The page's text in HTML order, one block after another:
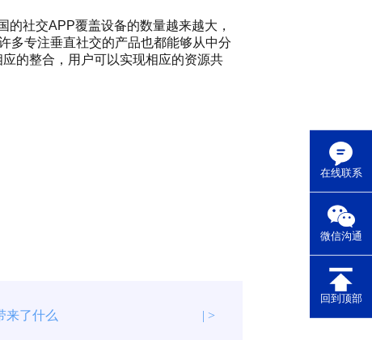
在线联系
微信沟通
回到顶部
社交APP覆盖设备的数量越来越大，
多专注垂直社交的产品也都能够从中分
的整合，用户可以实现相应的资源共
来了什么 | >